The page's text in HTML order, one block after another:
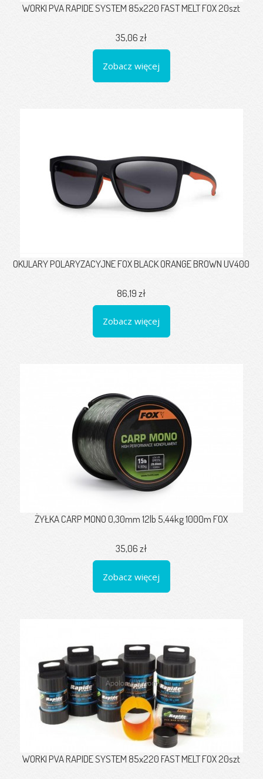
WORKI PVA RAPIDE SYSTEM 85x220 FAST MELT FOX 20szt
35,06 zł
Zobacz więcej
OKULARY POLARYZACYJNE FOX BLACK ORANGE BROWN UV400
86,19 zł
Zobacz więcej
ŻYŁKA CARP MONO 0,30mm 12lb 5,44kg 1000m FOX
35,06 zł
Zobacz więcej
WORKI PVA RAPIDE SYSTEM 85x220 FAST MELT FOX 20szt